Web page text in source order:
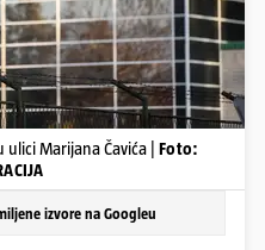
Marijana Čavića | Foto:
izvore na Googleu